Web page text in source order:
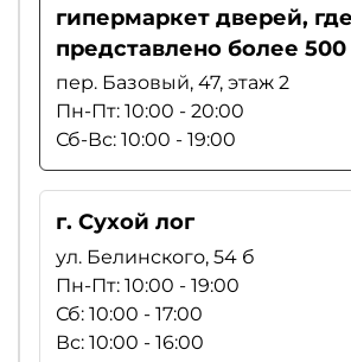
гипермаркет дверей, где
представлено более
пер. Базовый, 47, этаж 2
Пн-Пт: 10:00 - 20:00
Сб-Вс: 10:00 - 19:00
г. Сухой лог
ул. Белинского, 54 б
Пн-Пт: 10:00 - 19:00
Сб: 10:00 - 17:00
Вс: 10:00 - 16:00